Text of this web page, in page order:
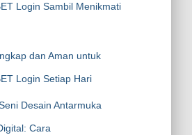
Login Sambil Menikmati
dan Aman untuk
Login Setiap Hari
Desain Antarmuka
Cara